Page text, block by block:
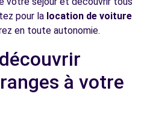
AUTOMOBILES
pour la location de voiture
en toute autonomie.
à votre